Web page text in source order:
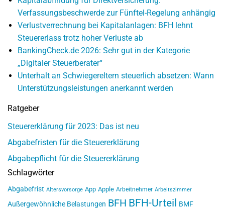
Verfassungsbeschwerde zur Fünftel-Regelung anhängig
Verlustverrechnung bei Kapitalanlagen: BFH lehnt
Steuererlass trotz hoher Verluste ab
BankingCheck.de 2026: Sehr gut in der Kategorie
„Digitaler Steuerberater“
Unterhalt an Schwiegereltern steuerlich absetzen: Wann
Unterstützungsleistungen anerkannt werden
Ratgeber
Steuererklärung für 2023: Das ist neu
Abgabefristen für die Steuererklärung
Abgabepflicht für die Steuererklärung
Schlagwörter
Abgabefrist Altersvorsorge App Apple Arbeitnehmer Arbeitszimmer
Außergewöhnliche Belastungen BFH BFH-Urteil BMF